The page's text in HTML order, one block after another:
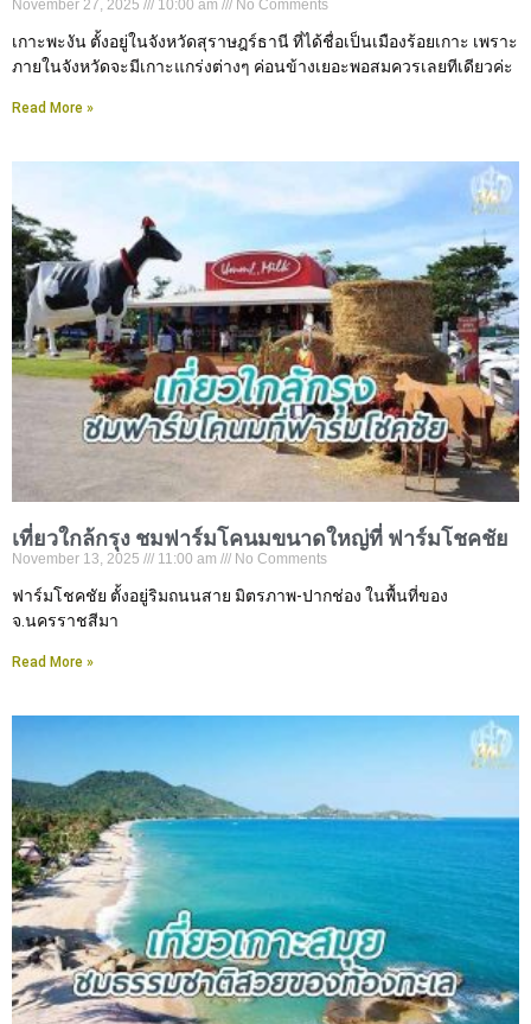
November 27, 2025 10:00 am No Comments
เกาะพะงัน ตั้งอยู่ในจังหวัดสุราษฎร์ธานี ที่ได้ชื่อเป็นเมืองร้อยเกาะ เพราะ
ภายในจังหวัดจะมีเกาะแกร่งต่างๆ ค่อนข้างเยอะพอสมควรเลยทีเดียวค่ะ
Read More »
เที่ยวใกล้กรุง ชมฟาร์มโคนมขนาดใหญ่ที่ ฟาร์มโชคชัย
November 13, 2025 11:00 am No Comments
ฟาร์มโชคชัย ตั้งอยู่ริมถนนสาย มิตรภาพ-ปากช่อง ในพื้นที่ของ
จ.นครราชสีมา
Read More »